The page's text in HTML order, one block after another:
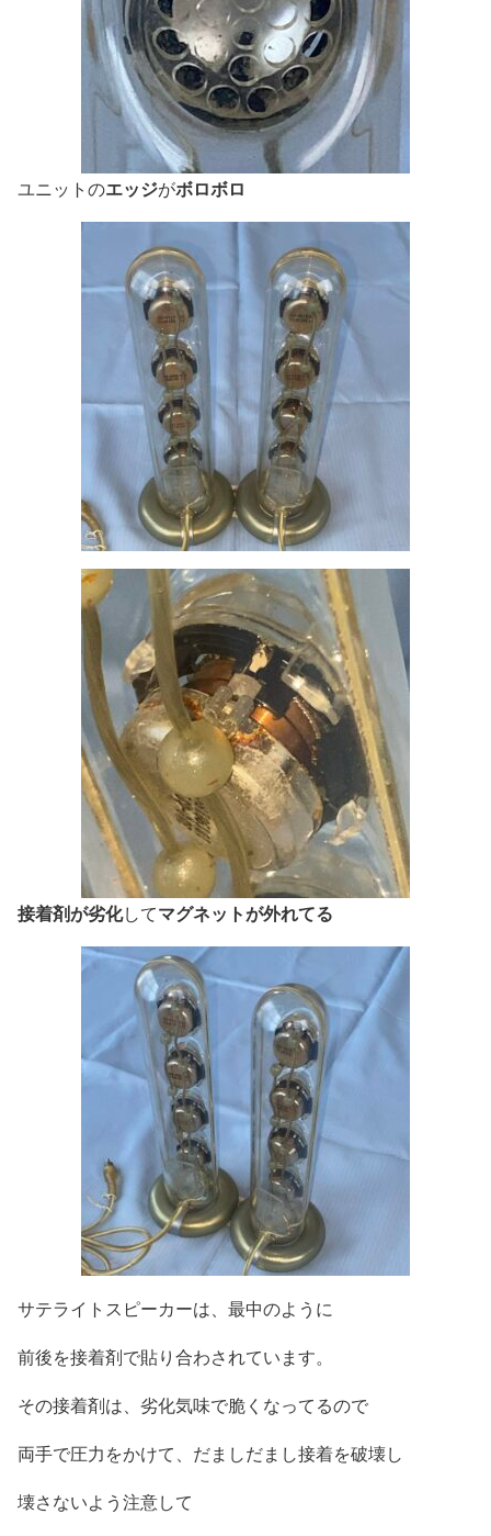
ユニットのエッジがボロボロ
接着剤が劣化してマグネットが外れてる
サテライトスピーカーは、最中のように
前後を接着剤で貼り合わされています。
その接着剤は、劣化気味で脆くなってるので
両手で圧力をかけて、だましだまし接着を破壊し
壊さないよう注意して